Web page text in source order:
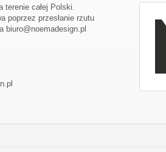
terenie całej Polski.
poprzez przesłanie rzutu
biuro@noemadesign.pl